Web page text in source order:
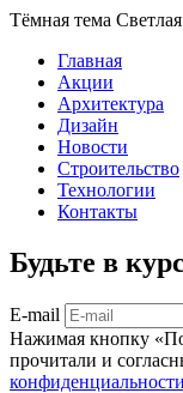
Тёмная тема
Главная
Акции
Архитектура
Дизайн
Новости
Строительство
Технологии
Контакты
Будьте в
E-mail
Нажимая кнопку
прочитали и
конфиденциальности